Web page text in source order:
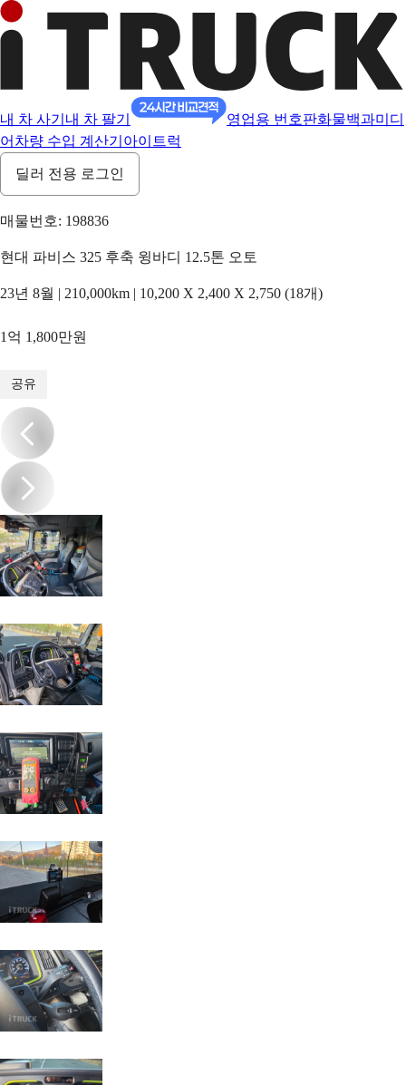
내 차 사기 내 차 팔기 영업용 번호판화물백과미디
어 차량 수입 계산기 아이트럭
딜러 전용 로그인
매물번호: 198836
현대 파비스 325 후축 윙바디 12.5톤 오토
23년 8월 | 210,000km | 10,200 X 2,400 X 2,750 (18개)
1억 1,800만원
공유
/15